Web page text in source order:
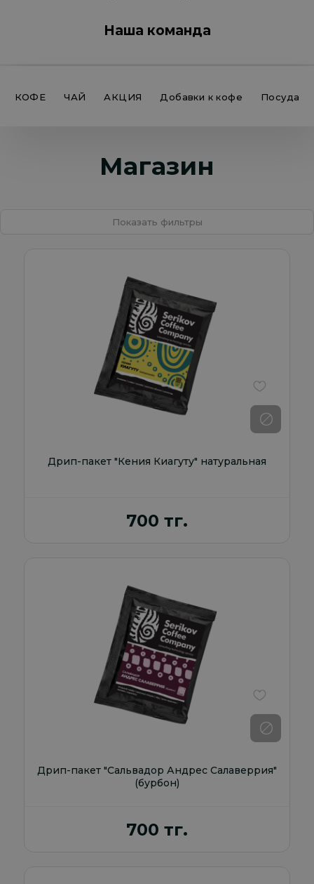
Наша команда
КОФЕ ЧАЙ АКЦИЯ Добавки к кофе Посуда
Магазин
Показать фильтры
Дрип-пакет "Кения Киагуту" натуральная
700 тг.
В
Дрип-пакет "Сальвадор Андрес Салаверрия"
(бурбон)
700 тг.
В